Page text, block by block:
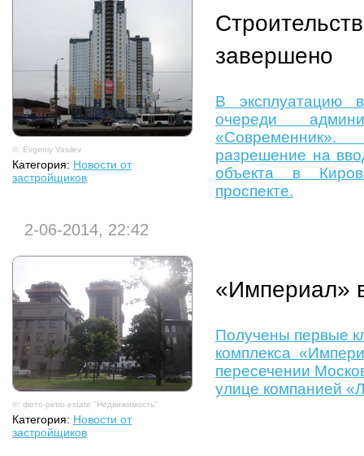
©: Evgeniy Vasilev
Категория: Новости от
застройщиков
завершено
В эксплуатацию
очереди
«Современник».
разрешение на
объекта в
проспекте.
2-06-2014, 22:42
©: фото-petro.estate "Недвижимость"
Категория: Новости от
застройщиков
«Империал»
Получены первые
комплекса
пересечении
улице компанией